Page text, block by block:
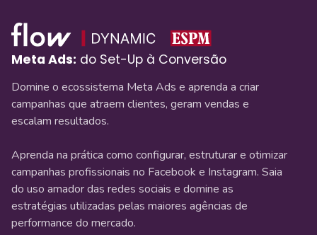
Meta Ads: do Set-Up à Conversão
Domine o ecossistema Meta Ads e aprenda a criar
campanhas que atraem clientes, geram vendas e
escalam resultados.
Aprenda na prática como configurar, estruturar e otimizar
campanhas profissionais no Facebook e Instagram. Saia
do uso amador das redes sociais e domine as
estratégias utilizadas pelas maiores agências de
performance do mercado.